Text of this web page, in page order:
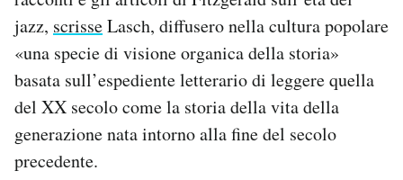
jazz, scrisseLasch, diffusero nella cultura popolare
«una specie di visione organica della storia»
basata sull’espediente letterario di leggere quella
del XX secolo come la storia della vita della
generazione nata intorno alla fine del secolo
precedente.